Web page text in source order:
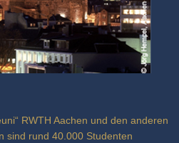
RWTH Aachen und den anderen
sind rund 40.000 Studenten